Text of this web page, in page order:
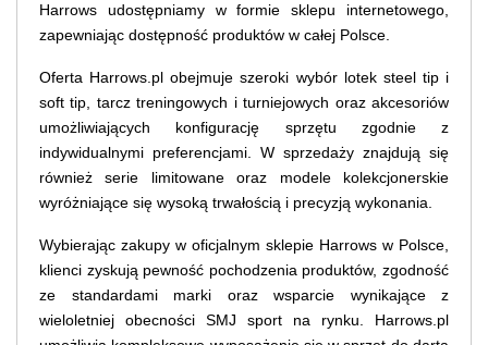
Harrows udostępniamy w formie sklepu internetowego,
zapewniając dostępność produktów w całej Polsce.
Oferta Harrows.pl obejmuje szeroki wybór lotek steel tip i
soft tip, tarcz treningowych i turniejowych oraz akcesoriów
umożliwiających konfigurację sprzętu zgodnie z
indywidualnymi preferencjami. W sprzedaży znajdują się
również serie limitowane oraz modele kolekcjonerskie
wyróżniające się wysoką trwałością i precyzją wykonania.
Wybierając zakupy w oficjalnym sklepie Harrows w Polsce,
klienci zyskują pewność pochodzenia produktów, zgodność
ze standardami marki oraz wsparcie wynikające z
wieloletniej obecności SMJ sport na rynku. Harrows.pl